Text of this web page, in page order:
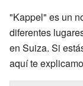
"Kappel" es un
diferentes
en Suiza. Si
aquí te